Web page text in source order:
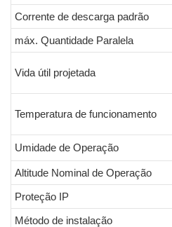
Corrente de descarga padrão
máx. Quantidade Paralela
Vida útil projetada
Temperatura de funcionamento
Umidade de Operação
Altitude Nominal de Operação
Proteção IP
Método de instalação